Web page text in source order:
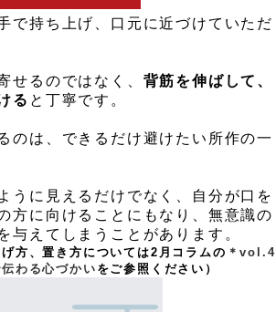
で持ち上げ、口元に近づけていただ
せるのではなく、 背筋を伸ばして、
る と丁寧です。
のは、できるだけ避けたい所作の一
うに見えるだけでなく、自分が口を
方に向けることにもなり、無意識の
与えてしまうことがあります。
方、置き方については2 月コラムの ＊vol.4
わる心づかい をご参照ください）